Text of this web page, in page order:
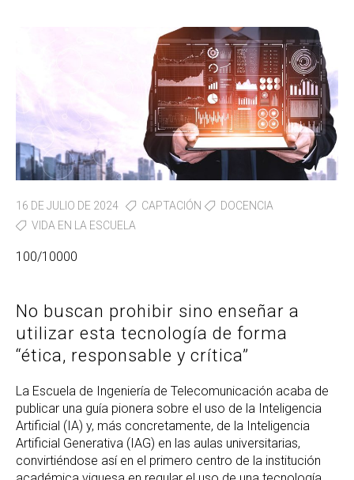
16 DE JULIO DE 2024 CAPTACIÓN
DOCENCIA
VIDA EN LA ESCUELA
100/10000
No buscan prohibir sino enseñar a
utilizar esta tecnología de forma
“ética, responsable y crítica”
La Escuela de Ingeniería de Telecomunicación acaba de
publicar una guía pionera sobre el uso de la Inteligencia
Artificial (IA) y, más concretamente, de la Inteligencia
Artificial Generativa (IAG) en las aulas universitarias,
convirtiéndose así en el primero centro de la institución